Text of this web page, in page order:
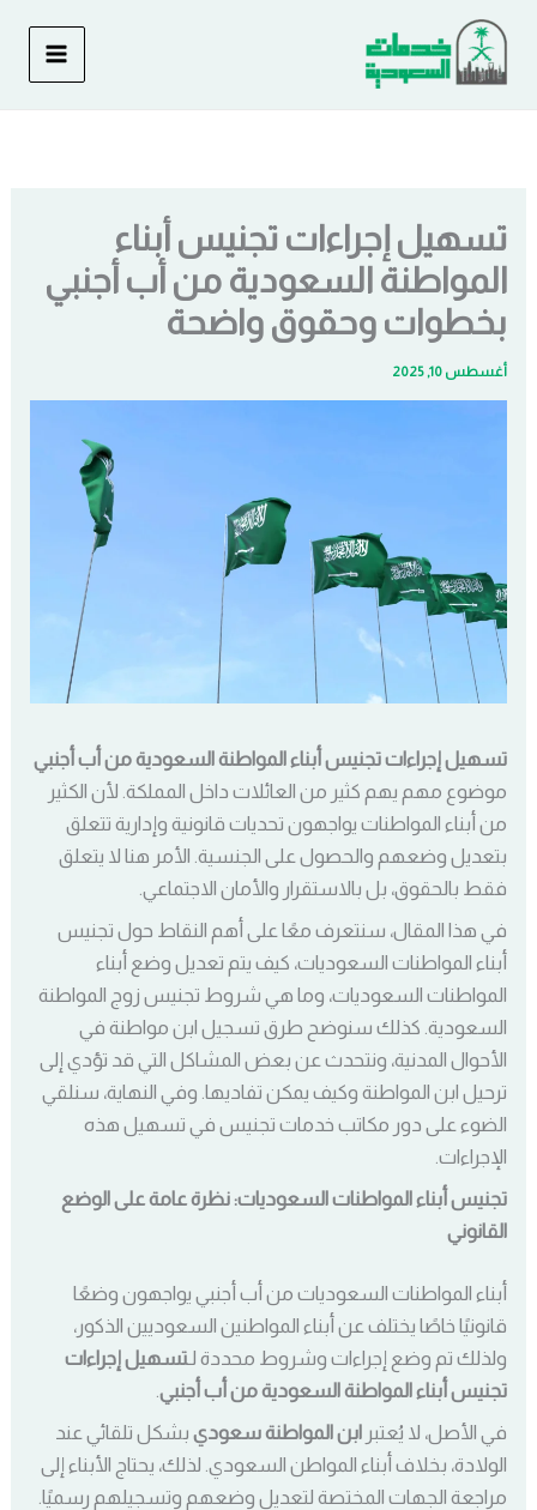
المحتوى
تسهيل إجراءات تجنيس أبناء
المواطنة السعودية من أب أجنبي
بخطوات وحقوق واضحة
أغسطس 10, 2025
تسهيل إجراءات تجنيس أبناء المواطنة السعودية من أب أجنبي
موضوع مهم يهم كثير من العائلات داخل المملكة. لأن الكثير
من أبناء المواطنات يواجهون تحديات قانونية وإدارية تتعلق
بتعديل وضعهم والحصول على الجنسية. الأمر هنا لا يتعلق
فقط بالحقوق، بل بالاستقرار والأمان الاجتماعي.
في هذا المقال، سنتعرف معًا على أهم النقاط حول تجنيس
أبناء المواطنات السعوديات، كيف يتم تعديل وضع أبناء
المواطنات السعوديات، وما هي شروط تجنيس زوج المواطنة
السعودية. كذلك سنوضح طرق تسجيل ابن مواطنة في
الأحوال المدنية، ونتحدث عن بعض المشاكل التي قد تؤدي إلى
ترحيل ابن المواطنة وكيف يمكن تفاديها. وفي النهاية، سنلقي
الضوء على دور مكاتب خدمات تجنيس في تسهيل هذه
الإجراءات.
تجنيس أبناء المواطنات السعوديات: نظرة عامة على الوضع
القانوني
أبناء المواطنات السعوديات من أب أجنبي يواجهون وضعًا
قانونيًا خاصًا يختلف عن أبناء المواطنين السعوديين الذكور،
ولذلك تم وضع إجراءات وشروط محددة لـتسهيل إجراءات
تجنيس أبناء المواطنة السعودية من أب أجنبي
في الأصل، لا يُعتبرابن المواطنة سعودي بشكل تلقائي عند
الولادة، بخلاف أبناء المواطن السعودي. لذلك، يحتاج الأبناء إلى
مراجعة الجهات المختصة لتعديل وضعهم وتسجيلهم رسميًا.